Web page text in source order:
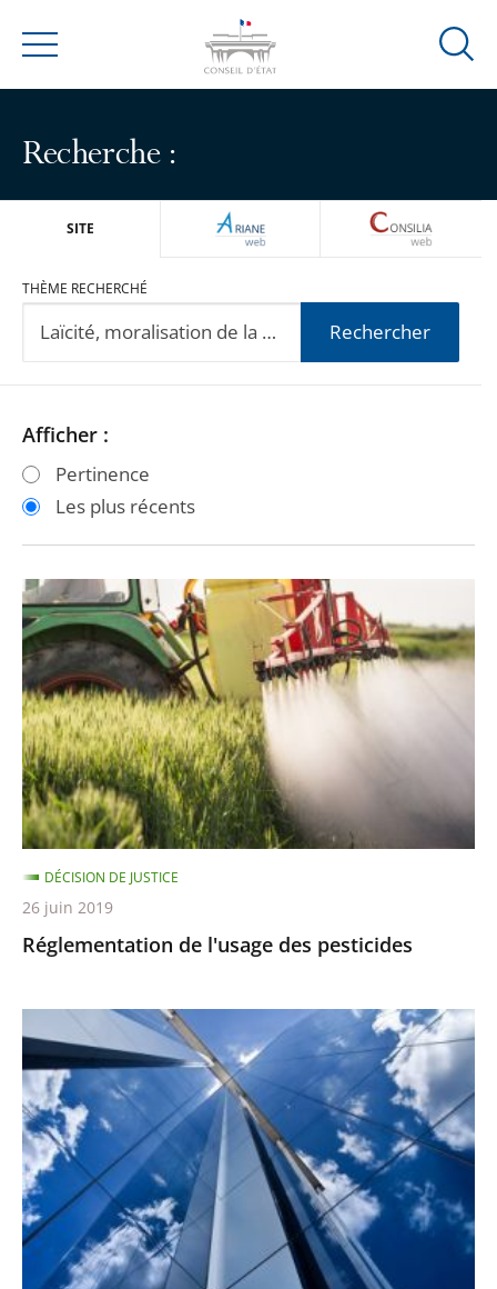
Menu
Ouvrir
Recherche :
SITE ARIANEWEB
THÈME RECHERCHÉ
Rechercher
Passer
les
filtres
après
Passer
les
filtres
avant
Afficher :
Pertinence
Les plus récents
Réglementation
de
l'usage
des
pesticides
Réglementation de l'usage des pesticides
DÉCISION DE JUSTICE
26 juin 2019
contre
les
jugements
relatifs
à
la
«
Tour